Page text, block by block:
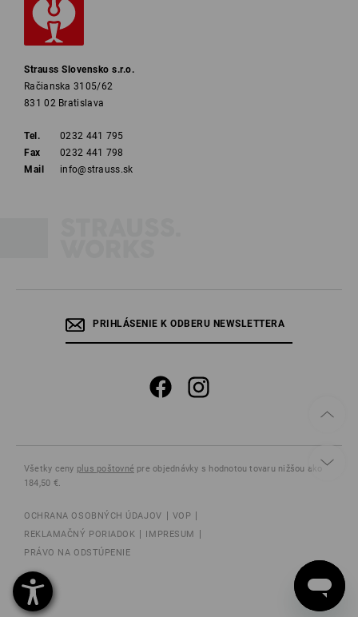
Strauss Slovensko s.r.o.
Račianska 3105/62
831 02 Bratislava
Tel.
0232 441 795
Fax
0232 441 798
Mail
info@strauss.sk
PRIHLÁSENIE K ODBERU NEWSLETTERA
Všetky ceny plus poštovné pre objednávky s hodnotou tovaru nižšou ako
184,50 €.
OCHRANA OSOBNÝCH ÚDAJOV
VOP
REKLAMAČNÝ PORIADOK
IMPRESUM
PRÁVO NA ODSTÚPENIE